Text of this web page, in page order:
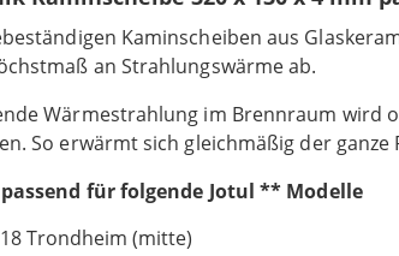
Kaminscheiben aus
an Strahlungswärme ab.
Wärmestrahlung im Brennraum wird
So erwärmt sich gleichmäßig der ganze
für folgende Jotul ** Modelle
Trondheim (mitte)